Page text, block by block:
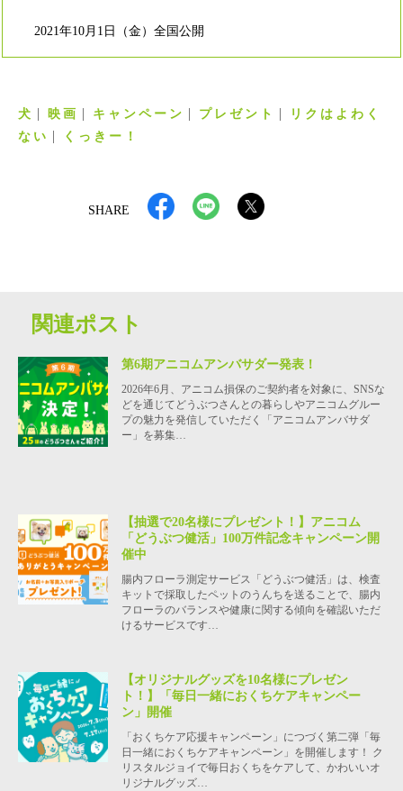
2021年10月1日（金）全国公開
犬 映画 キャンペーン プレゼント
リクはよわく
ない
くっきー！
SHARE
関連ポスト
第6期アニコムアンバサダー発表！
2026年6月、アニコム損保のご契約者を対象に、SNSな
どを通じてどうぶつさんとの暮らしやアニコムグルー
プの魅力を発信していただく「アニコムアンバサダ
ー」を募集…
【抽選で20名様にプレゼント！】アニコム
「どうぶつ健活」100万件記念キャンペーン開
催中
腸内フローラ測定サービス「どうぶつ健活」は、検査
キットで採取したペットのうんちを送ることで、腸内
フローラのバランスや健康に関する傾向を確認いただ
けるサービスです…
【オリジナルグッズを10名様にプレゼン
ト！】「毎日一緒におくちケアキャンペー
ン」開催
「おくちケア応援キャンペーン」につづく第二弾「毎
日一緒におくちケアキャンペーン」を開催します！ ク
リスタルジョイで毎日おくちをケアして、かわいいオ
リジナルグッズ…